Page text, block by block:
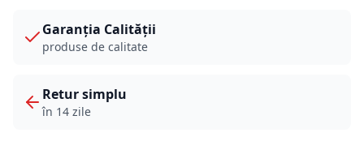
Garanția Calității
produse de calitate
Retur simplu
în 14 zile